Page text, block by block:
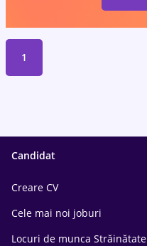
1
Candidat
Creare CV
Cele mai noi joburi
Locuri de munca Străinătate